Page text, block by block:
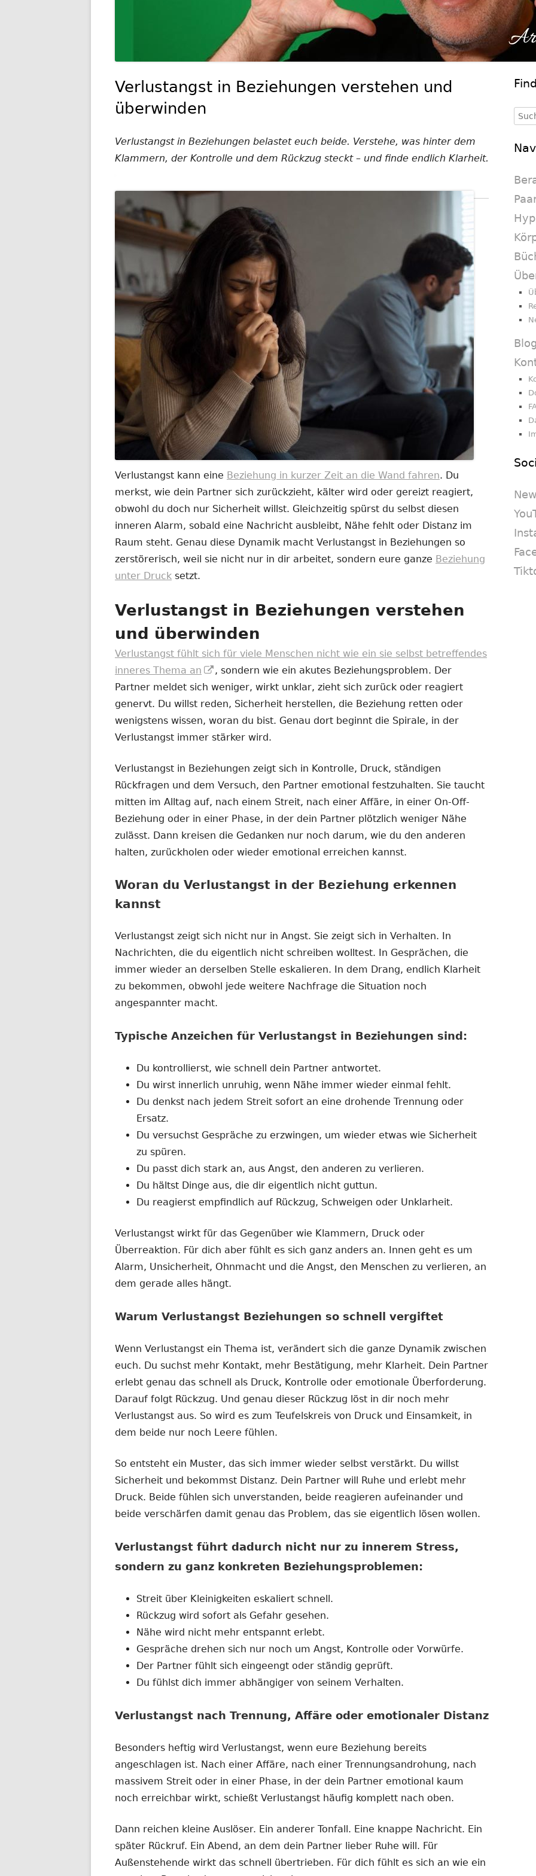
Verlustangst in Beziehungen verstehen und
überwinden
Verlustangst in Beziehungen belastet euch beide. Verstehe, was hinter dem
Klammern, der Kontrolle und dem Rückzug steckt – und finde endlich Klarheit.
Verlustangst kann eine Beziehung in kurzer Zeit an die Wand fahren. Du
merkst, wie dein Partner sich zurückzieht, kälter wird oder gereizt reagiert,
obwohl du doch nur Sicherheit willst. Gleichzeitig spürst du selbst diesen
inneren Alarm, sobald eine Nachricht ausbleibt, Nähe fehlt oder Distanz im
Raum steht. Genau diese Dynamik macht Verlustangst in Beziehungen so
zerstörerisch, weil sie nicht nur in dir arbeitet, sondern eure ganze Beziehung
unter Druck setzt.
Verlustangst in Beziehungen verstehen
und überwinden
Verlustangst fühlt sich für viele Menschen nicht wie ein sie selbst betreffendes
inneres Thema an
In
neuem
Fenster
öffnen
, sondern wie ein akutes Beziehungsproblem. Der
Partner meldet sich weniger, wirkt unklar, zieht sich zurück oder reagiert
genervt. Du willst reden, Sicherheit herstellen, die Beziehung retten oder
wenigstens wissen, woran du bist. Genau dort beginnt die Spirale, in der
Verlustangst immer stärker wird.
Verlustangst in Beziehungen zeigt sich in Kontrolle, Druck, ständigen
Rückfragen und dem Versuch, den Partner emotional festzuhalten. Sie taucht
mitten im Alltag auf, nach einem Streit, nach einer Affäre, in einer On-Off-
Beziehung oder in einer Phase, in der dein Partner plötzlich weniger Nähe
zulässt. Dann kreisen die Gedanken nur noch darum, wie du den anderen
halten, zurückholen oder wieder emotional erreichen kannst.
Woran du Verlustangst in der Beziehung erkennen
kannst
Verlustangst zeigt sich nicht nur in Angst. Sie zeigt sich in Verhalten. In
Nachrichten, die du eigentlich nicht schreiben wolltest. In Gesprächen, die
immer wieder an derselben Stelle eskalieren. In dem Drang, endlich Klarheit
zu bekommen, obwohl jede weitere Nachfrage die Situation noch
angespannter macht.
Typische Anzeichen für Verlustangst in Beziehungen sind:
Du kontrollierst, wie schnell dein Partner antwortet.
Du wirst innerlich unruhig, wenn Nähe immer wieder einmal fehlt.
Du denkst nach jedem Streit sofort an eine drohende Trennung oder
Ersatz.
Du versuchst Gespräche zu erzwingen, um wieder etwas wie Sicherheit
zu spüren.
Du passt dich stark an, aus Angst, den anderen zu verlieren.
Du hältst Dinge aus, die dir eigentlich nicht guttun.
Du reagierst empfindlich auf Rückzug, Schweigen oder Unklarheit.
Verlustangst wirkt für das Gegenüber wie Klammern, Druck oder
Überreaktion. Für dich aber fühlt es sich ganz anders an. Innen geht es um
Alarm, Unsicherheit, Ohnmacht und die Angst, den Menschen zu verlieren, an
dem gerade alles hängt.
Warum Verlustangst Beziehungen so schnell vergiftet
Wenn Verlustangst ein Thema ist, verändert sich die ganze Dynamik zwischen
euch. Du suchst mehr Kontakt, mehr Bestätigung, mehr Klarheit. Dein Partner
erlebt genau das schnell als Druck, Kontrolle oder emotionale Überforderung.
Darauf folgt Rückzug. Und genau dieser Rückzug löst in dir noch mehr
Verlustangst aus. So wird es zum Teufelskreis von Druck und Einsamkeit, in
dem beide nur noch Leere fühlen.
So entsteht ein Muster, das sich immer wieder selbst verstärkt. Du willst
Sicherheit und bekommst Distanz. Dein Partner will Ruhe und erlebt mehr
Druck. Beide fühlen sich unverstanden, beide reagieren aufeinander und
beide verschärfen damit genau das Problem, das sie eigentlich lösen wollen.
Verlustangst führt dadurch nicht nur zu innerem Stress,
sondern zu ganz konkreten Beziehungsproblemen:
Streit über Kleinigkeiten eskaliert schnell.
Rückzug wird sofort als Gefahr gesehen.
Nähe wird nicht mehr entspannt erlebt.
Gespräche drehen sich nur noch um Angst, Kontrolle oder Vorwürfe.
Der Partner fühlt sich eingeengt oder ständig geprüft.
Du fühlst dich immer abhängiger von seinem Verhalten.
Verlustangst nach Trennung, Affäre oder emotionaler Distanz
Besonders heftig wird Verlustangst, wenn eure Beziehung bereits
angeschlagen ist. Nach einer Affäre, nach einer Trennungsandrohung, nach
massivem Streit oder in einer Phase, in der dein Partner emotional kaum
noch erreichbar wirkt, schießt Verlustangst häufig komplett nach oben.
Dann reichen kleine Auslöser. Ein anderer Tonfall. Eine knappe Nachricht. Ein
später Rückruf. Ein Abend, an dem dein Partner lieber Ruhe will. Für
Außenstehende wirkt das schnell übertrieben. Für dich fühlt es sich an wie ein
Blog